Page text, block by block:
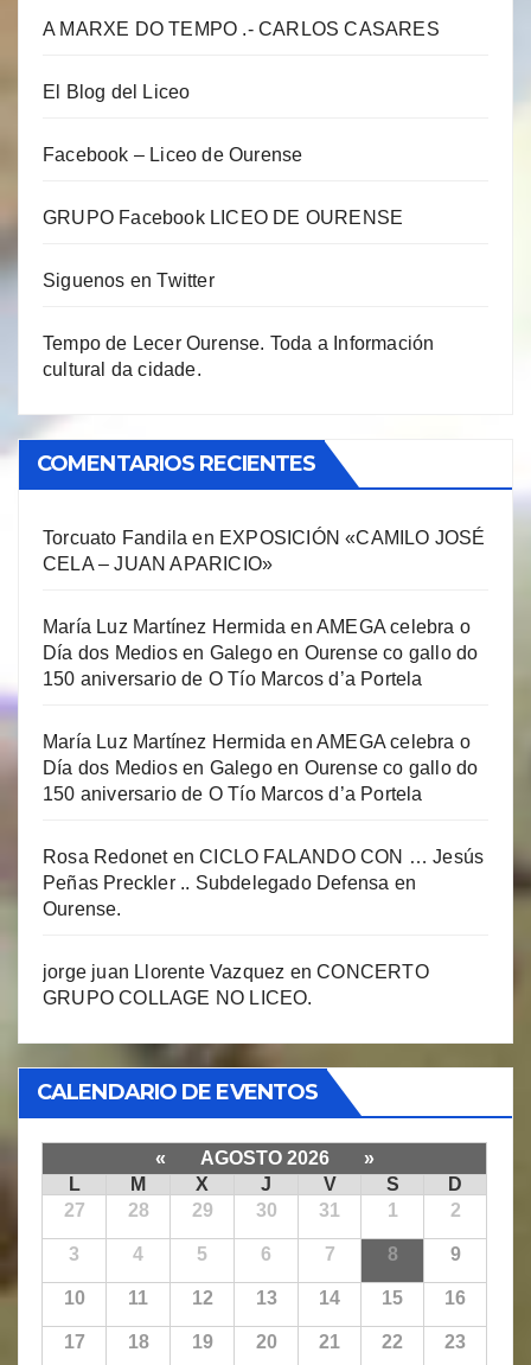
A MARXE DO TEMPO .- CARLOS CASARES
El Blog del Liceo
Facebook – Liceo de Ourense
GRUPO Facebook LICEO DE OURENSE
Siguenos en Twitter
Tempo de Lecer Ourense. Toda a Información
cultural da cidade.
COMENTARIOS RECIENTES
Torcuato Fandila en EXPOSICIÓN «CAMILO JOSÉ
CELA – JUAN APARICIO»
María Luz Martínez Hermida enAMEGA celebra o
Día dos Medios en Galego en Ourense co gallo do
150 aniversario de O Tío Marcos d’a Portela
María Luz Martínez Hermida enAMEGA celebra o
Día dos Medios en Galego en Ourense co gallo do
150 aniversario de O Tío Marcos d’a Portela
Rosa RedonetenCICLO FALANDO CON … Jesús
Peñas Preckler .. Subdelegado Defensa en
Ourense.
jorge juan Llorente Vazquez enCONCERTO
GRUPO COLLAGE NO LICEO.
CALENDARIO DE EVENTOS
« AGOSTO 2026
»
L
M X J V S
D
27
28 29 30 31 1 2
3 4 5 6 7 8 9
10 11 12 13 14 15 16
17 18 19 20 21 22 23